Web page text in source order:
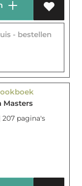
- bestellen
Masters
207 pagina's